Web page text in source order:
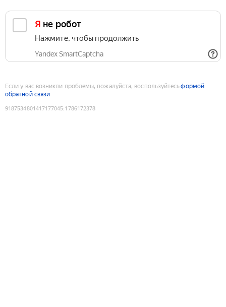
Я не робот
Нажмите, чтобы продолжить
Yandex SmartCaptcha
Если у вас возникли проблемы, пожалуйста, воспользуйтесьформой
обратной связи
9187534801417177045:1786172378